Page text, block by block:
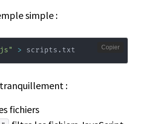
simple :
> scripts.txt Copier
:
fichiers